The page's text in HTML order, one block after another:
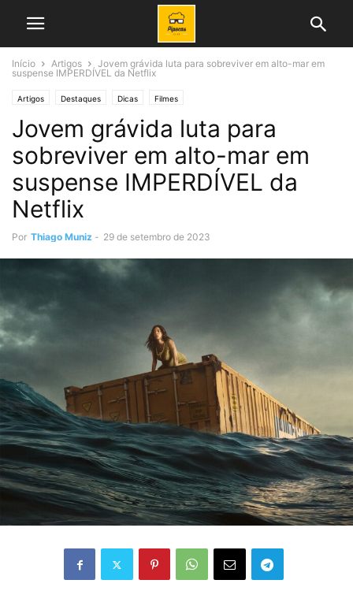
Início Artigos
Jovem grávida luta para sobreviver em alto-mar em
suspense IMPERDÍVEL da Netflix
Artigos Destaques Dicas Filmes
Jovem grávida luta para
sobreviver em alto-mar em
suspense IMPERDÍVEL da
Netflix
Por Thiago Muniz - 29 de setembro de 2023